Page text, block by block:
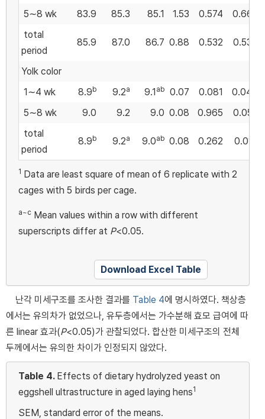
5∼8 wk
83.9 85.3 85.1 1.53 0.574
0.667
total
period
85.9 87.0 86.7 0.88 0.532 0.534
Yolk color
1∼4 wk
8.9b 9.2a 9.1 ab 0.07 0.081
0.044
5∼8 wk
9.0 9.2 9.0 0.08 0.965
0.052
total
period
8.9b 9.2a 9.0ab 0.08 0.262 0.017
1 Data are least square of mean of 6 replicate with 2
cages with 5 birds per cage.
a~c Mean values within a row with different
superscripts differ at P<0.05.
Download Excel Table
난각 미세구조를 조사한 결과를 Table 4에 명시하였다. 책상층
에서는 유의차가 없었으나, 유두층에서는 가수분해 효모 급여에 따
른 linear 효과(P<0.05)가 관찰되었다. 합산한 미세구조의 전체
두께에서는 유의한 차이가 인정되지 않았다.
Table 4. Effects of dietary hydrolyzed yeast on
eggshell ultrastructure in aged laying hens1
SEM, standard error of the means.